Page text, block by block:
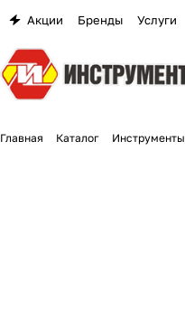
Акции Бренды Услуги
Главная Каталог Инструменты